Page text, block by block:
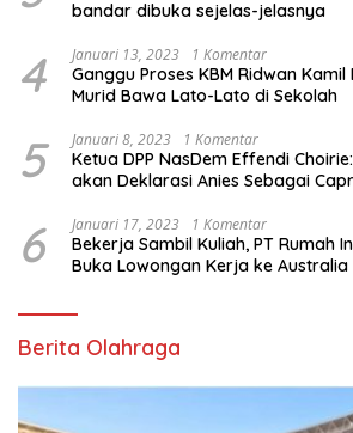
bandar dibuka sejelas-jelasnya
4 Januari 13, 2023 1 Komentar
Ganggu Proses KBM Ridwan
Murid Bawa Lato-Lato di Sekolah
5 Januari 8, 2023 1 Komentar
Ketua DPP NasDem Effendi
akan Deklarasi Anies Sebagai
6 Januari 17, 2023 1 Komentar
Bekerja Sambil Kuliah, PT Rumah
Buka Lowongan Kerja ke Australia
Berita Olahraga